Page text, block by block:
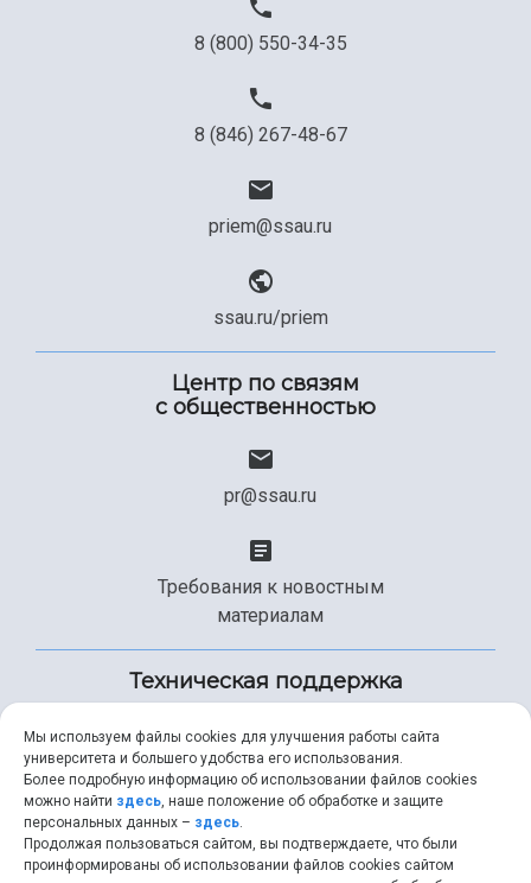
8 (800) 550-34-35
8 (846) 267-48-67
priem@ssau.ru
ssau.ru/priem
Центр по связям
с общественностью
pr@ssau.ru
Требования к новостным
материалам
Техническая поддержка
+7 (846) 267-49-99
help@ssau.ru
Мы используем файлы cookies для улучшения работы сайта
университета и большего удобства его использования.
Более подробную информацию об использовании файлов cookies
можно найти здесь, наше положение об обработке и защите
персональных данных – здесь.
Продолжая пользоваться сайтом, вы подтверждаете, что были
проинформированы об использовании файлов cookies сайтом